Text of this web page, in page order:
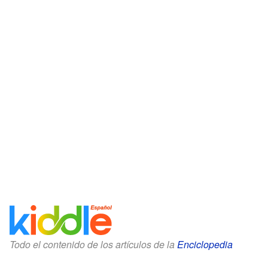
Todo el contenido de los artículos de la Enciclopedia